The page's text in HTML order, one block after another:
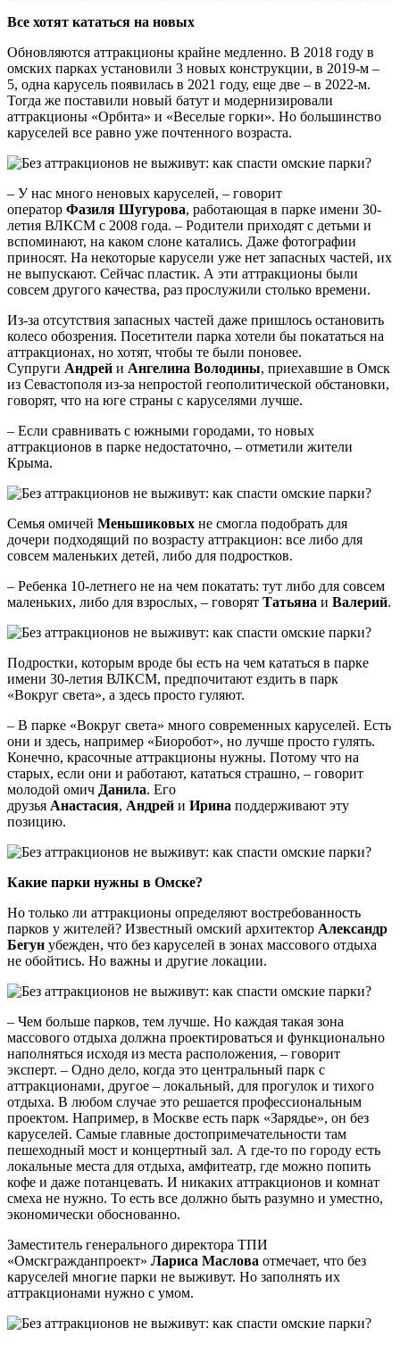
Все хотят кататься на новых
Обновляются аттракционы крайне медленно. В 2018 году в
омских парках установили 3 новых конструкции, в 2019-м –
5, одна карусель появилась в 2021 году, еще две – в 2022-м.
Тогда же поставили новый батут и модернизировали
аттракционы «Орбита» и «Веселые горки». Но большинство
каруселей все равно уже почтенного возраста.
– У нас много неновых каруселей, – говорит
оператор Фазиля Шугурова, работающая в парке имени 30-
летия ВЛКСМ с 2008 года. – Родители приходят с детьми и
вспоминают, на каком слоне катались. Даже фотографии
приносят. На некоторые карусели уже нет запасных частей, их
не выпускают. Сейчас пластик. А эти аттракционы были
совсем другого качества, раз прослужили столько времени.
Из-за отсутствия запасных частей даже пришлось остановить
колесо обозрения. Посетители парка хотели бы покататься на
аттракционах, но хотят, чтобы те были поновее.
Супруги Андрей и Ангелина Володины, приехавшие в Омск
из Севастополя из-за непростой геополитической обстановки,
говорят, что на юге страны с каруселями лучше.
– Если сравнивать с южными городами, то новых
аттракционов в парке недостаточно, – отметили жители
Крыма.
Семья омичей Меньшиковых не смогла подобрать для
дочери подходящий по возрасту аттракцион: все либо для
совсем маленьких детей, либо для подростков.
– Ребенка 10-летнего не на чем покатать: тут либо для совсем
маленьких, либо для взрослых, – говорят Татьяна и Валерий.
Подростки, которым вроде бы есть на чем кататься в парке
имени 30-летия ВЛКСМ, предпочитают ездить в парк
«Вокруг света», а здесь просто гуляют.
– В парке «Вокруг света» много современных каруселей. Есть
они и здесь, например «Биоробот», но лучше просто гулять.
Конечно, красочные аттракционы нужны. Потому что на
старых, если они и работают, кататься страшно, – говорит
молодой омич Данила. Его
друзья Анастасия, Андрей и Ирина поддерживают эту
позицию.
Какие парки нужны в Омске?
Но только ли аттракционы определяют востребованность
парков у жителей? Известный омский архитектор Александр
Бегун убежден, что без каруселей в зонах массового отдыха
не обойтись. Но важны и другие локации.
– Чем больше парков, тем лучше. Но каждая такая зона
массового отдыха должна проектироваться и функционально
наполняться исходя из места расположения, – говорит
эксперт. – Одно дело, когда это центральный парк с
аттракционами, другое – локальный, для прогулок и тихого
отдыха. В любом случае это решается профессиональным
проектом. Например, в Москве есть парк «Зарядье», он без
каруселей. Самые главные достопримечательности там
пешеходный мост и концертный зал. А где-то по городу есть
локальные места для отдыха, амфитеатр, где можно попить
кофе и даже потанцевать. И никаких аттракционов и комнат
смеха не нужно. То есть все должно быть разумно и уместно,
экономически обоснованно.
Заместитель генерального директора ТПИ
«Омскгражданпроект» Лариса Маслова отмечает, что без
каруселей многие парки не выживут. Но заполнять их
аттракционами нужно с умом.